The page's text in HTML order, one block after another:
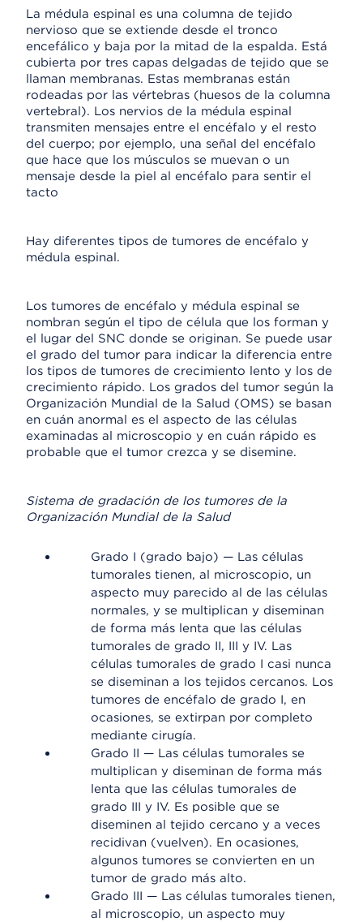
La médula espinal es una columna de tejido
nervioso que se extiende desde el tronco
encefálico y baja por la mitad de la espalda. Está
cubierta por tres capas delgadas de tejido que se
llaman membranas. Estas membranas están
rodeadas por las vértebras (huesos de la columna
vertebral). Los nervios de la médula espinal
transmiten mensajes entre el encéfalo y el resto
del cuerpo; por ejemplo, una señal del encéfalo
que hace que los músculos se muevan o un
mensaje desde la piel al encéfalo para sentir el
tacto
Hay diferentes tipos de tumores de encéfalo y
médula espinal.
Los tumores de encéfalo y médula espinal se
nombran según el tipo de célula que los forman y
el lugar del SNC donde se originan. Se puede usar
el grado del tumor para indicar la diferencia entre
los tipos de tumores de crecimiento lento y los de
crecimiento rápido. Los grados del tumor según la
Organización Mundial de la Salud (OMS) se basan
en cuán anormal es el aspecto de las células
examinadas al microscopio y en cuán rápido es
probable que el tumor crezca y se disemine.
Sistema de gradación de los tumores de la
Organización Mundial de la Salud
Grado I (grado bajo) — Las células
tumorales tienen, al microscopio, un
aspecto muy parecido al de las células
normales, y se multiplican y diseminan
de forma más lenta que las células
tumorales de grado II, III y IV. Las
células tumorales de grado I casi nunca
se diseminan a los tejidos cercanos. Los
tumores de encéfalo de grado I, en
ocasiones, se extirpan por completo
mediante cirugía.
Grado II — Las células tumorales se
multiplican y diseminan de forma más
lenta que las células tumorales de
grado III y IV. Es posible que se
diseminen al tejido cercano y a veces
recidivan (vuelven). En ocasiones,
algunos tumores se convierten en un
tumor de grado más alto.
Grado III — Las células tumorales tienen,
al microscopio, un aspecto muy